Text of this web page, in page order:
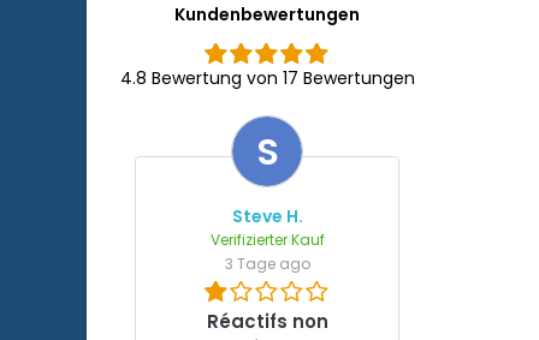
Kundenbewertungen
4.8 Bewertung von 17 Bewertungen
S
Steve H.
Verifizierter Kauf
3 Tage ago
Réactifs non